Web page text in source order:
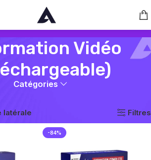
Vidéo
Catégories
latérale
Filtres
-84%